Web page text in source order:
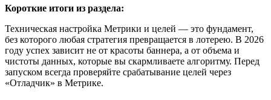
Короткие итоги из раздела:
Техническая настройка Метрики и целей — это фундамент,
без которого любая стратегия превращается в лотерею. В 2026
году успех зависит не от красоты баннера, а от объема и
чистоты данных, которые вы скармливаете алгоритму. Перед
запуском всегда проверяйте срабатывание целей через
«Отладчик» в Метрике.